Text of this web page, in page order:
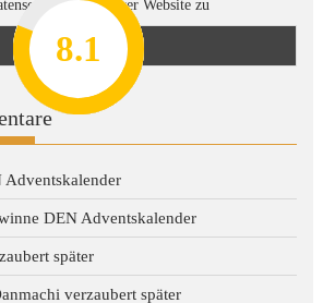
8.2
7.8
7.1
7
8.1
dieser Website zu
Adventskalender
DEN Adventskalender
später
verzaubert später